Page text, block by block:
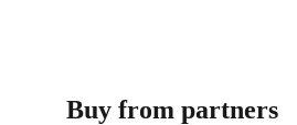
Buy from partners